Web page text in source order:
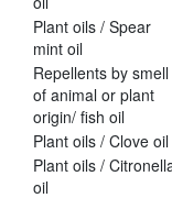
Plant oils / Spear
mint oil
Repellents by smell
of animal or plant
origin/ fish oil
Plant oils / Clove oil
Plant oils /
oil